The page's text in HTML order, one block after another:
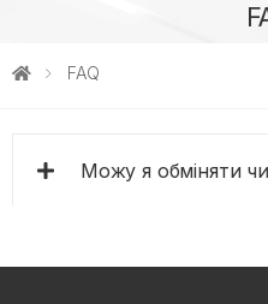
FAQ
Можу я обміняти